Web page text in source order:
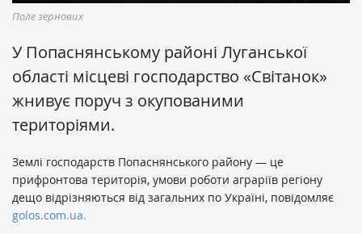
Поле зернових
У Попаснянському районі Луганської
області місцеві господарство «Світанок»
жнивує поруч з окупованими
територіями.
Землі господарств Попаснянського району — це
прифронтова територія, умови роботи аграріїв регіону
дещо відрізняються від загальних по Україні, повідомляє
golos.com.ua.